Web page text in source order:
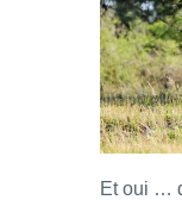
Et oui …